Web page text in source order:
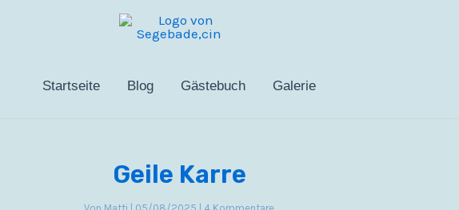
Startseite Blog Gästebuch Galerie
Geile Karre